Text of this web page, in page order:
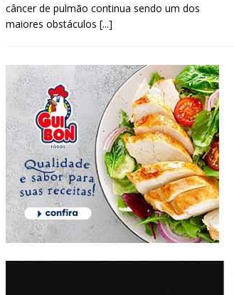
câncer de pulmão continua sendo um dos
maiores obstáculos [...]